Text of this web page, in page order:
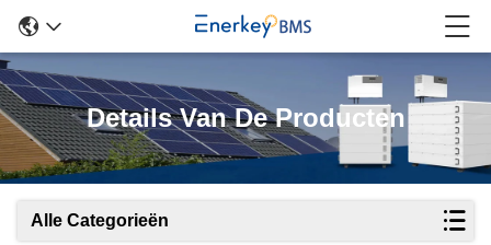
Details Van De Producten
Alle Categorieën